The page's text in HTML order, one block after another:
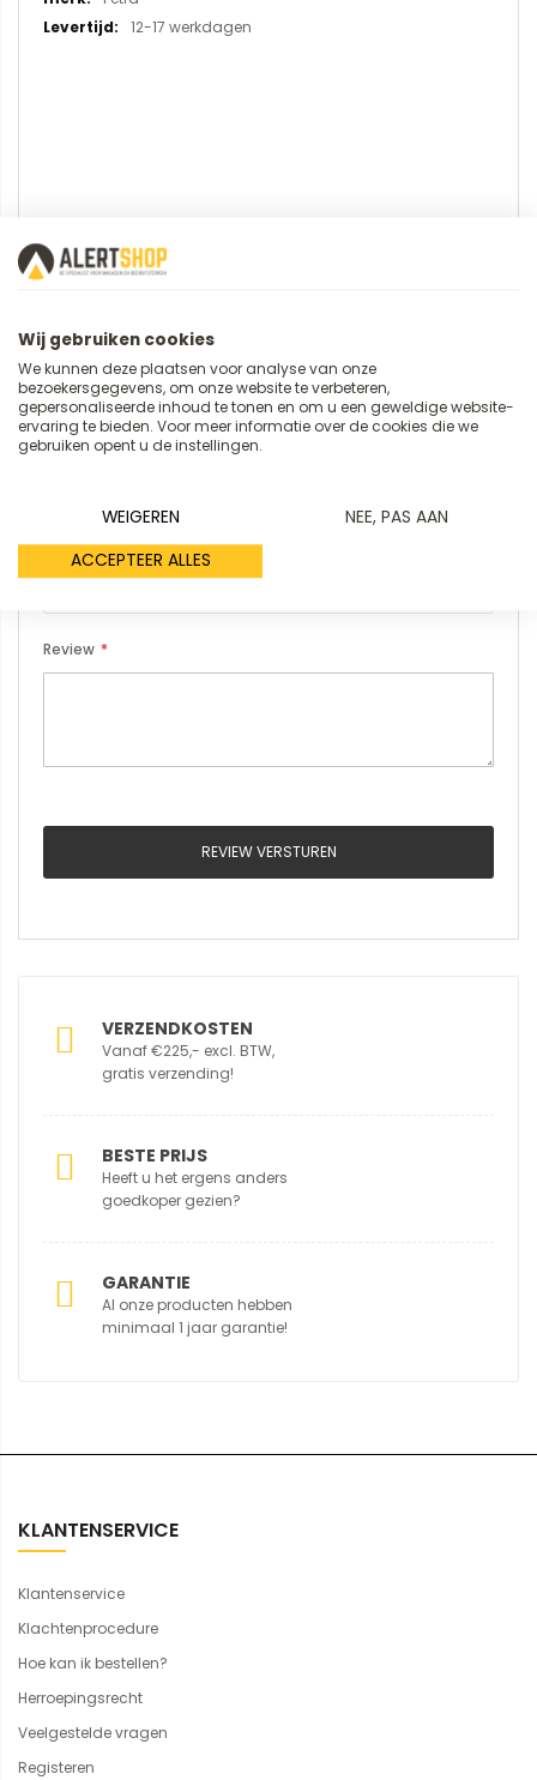
12-17 werkdagen
Platformwagen 2500, laadvlak 850
x 500 mm, antracietgrijs
Uw naam
Review
REVIEW VERSTUREN
VERZENDKOSTEN
Vanaf €225,- excl. BTW,
gratis verzending!
BESTE PRIJS
Heeft u het ergens anders
goedkoper gezien?
GARANTIE
Al onze producten hebben
minimaal 1 jaar garantie!
KLANTENSERVICE
Klantenservice
Klachtenprocedure
Hoe kan ik bestellen?
Herroepingsrecht
Veelgestelde vragen
Registeren
Wij gebruiken cookies
We kunnen deze plaatsen voor analyse van onze
bezoekersgegevens, om onze website te verbeteren,
gepersonaliseerde inhoud te tonen en om u een geweldige website-
ervaring te bieden. Voor meer informatie over de cookies die we
gebruiken opent u de instellingen.
WEIGEREN
NEE, PAS AAN
ACCEPTEER ALLES